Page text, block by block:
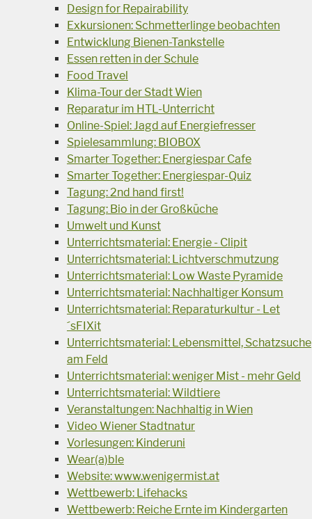
Design for Repairability
Exkursionen: Schmetterlinge beobachten
Entwicklung Bienen-Tankstelle
Essen retten in der Schule
Food Travel
Klima-Tour der Stadt Wien
Reparatur im HTL-Unterricht
Online-Spiel: Jagd auf Energiefresser
Spielesammlung: BIOBOX
Smarter Together: Energiespar Cafe
Smarter Together: Energiespar-Quiz
Tagung: 2nd hand first!
Tagung: Bio in der Großküche
Umwelt und Kunst
Unterrichtsmaterial: Energie - Clipit
Unterrichtsmaterial: Lichtverschmutzung
Unterrichtsmaterial: Low Waste Pyramide
Unterrichtsmaterial: Nachhaltiger Konsum
Unterrichtsmaterial: Reparaturkultur - Let
´sFIXit
Unterrichtsmaterial: Lebensmittel, Schatzsuche
am Feld
Unterrichtsmaterial: weniger Mist - mehr Geld
Unterrichtsmaterial: Wildtiere
Veranstaltungen: Nachhaltig in Wien
Video Wiener Stadtnatur
Vorlesungen: Kinderuni
Wear(a)ble
Website: www.wenigermist.at
Wettbewerb: Lifehacks
Wettbewerb: Reiche Ernte im Kindergarten